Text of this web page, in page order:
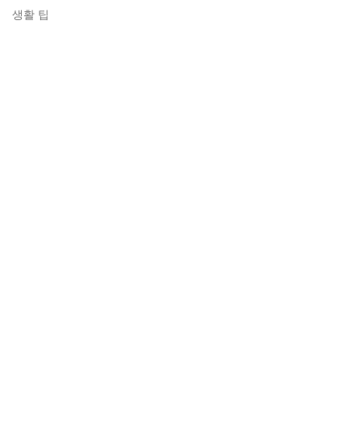
생활 팁